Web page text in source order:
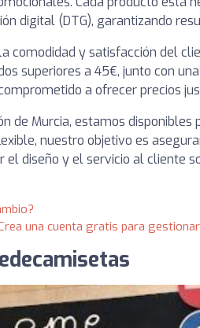
digital (DTG), garantizando
comodidad y satisfacción del
superiores a 45€, junto con
a ofrecer precios
de Murcia, estamos
nuestro objetivo es
el diseño y el servicio al cliente
una cuenta gratis para